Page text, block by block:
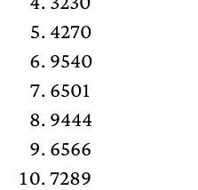
4270
9540
6501
9444
6566
7289